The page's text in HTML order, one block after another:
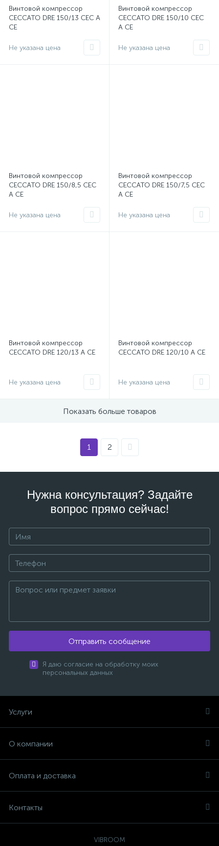
Винтовой компрессор
CECCATO DRE 150/13 CEC A
CE
Не указана цена
Винтовой компрессор
CECCATO DRE 150/10 CEC
A CE
Не указана цена
Винтовой компрессор
CECCATO DRE 150/8,5 CEC
A CE
Не указана цена
Винтовой компрессор
CECCATO DRE 150/7,5 CEC
A CE
Не указана цена
Винтовой компрессор
CECCATO DRE 120/13 A CE
Не указана цена
Винтовой компрессор
CECCATO DRE 120/10 A CE
Не указана цена
Показать больше товаров
1 2
Нужна консультация? Задайте
вопрос прямо сейчас!
Отправить сообщение
Я даю согласие на обработку моих
персональных данных
Услуги
О компании
Оплата и доставка
Контакты
VIBROOM